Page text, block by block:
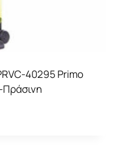
40295 Primo